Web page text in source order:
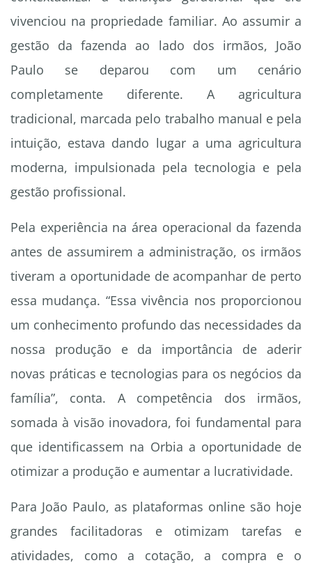
vivenciou na propriedade familiar. Ao assumir a
gestão da fazenda ao lado dos irmãos, João
Paulo se deparou com um cenário
completamente diferente. A agricultura
tradicional, marcada pelo trabalho manual e pela
intuição, estava dando lugar a uma agricultura
moderna, impulsionada pela tecnologia e pela
gestão profissional.
Pela experiência na área operacional da fazenda
antes de assumirem a administração, os irmãos
tiveram a oportunidade de acompanhar de perto
essa mudança. “Essa vivência nos proporcionou
um conhecimento profundo das necessidades da
nossa produção e da importância de aderir
novas práticas e tecnologias para os negócios da
família”, conta. A competência dos irmãos,
somada à visão inovadora, foi fundamental para
que identificassem na Orbia a oportunidade de
otimizar a produção e aumentar a lucratividade.
Para João Paulo, as plataformas online são hoje
grandes facilitadoras e otimizam tarefas e
atividades, como a cotação, a compra e o